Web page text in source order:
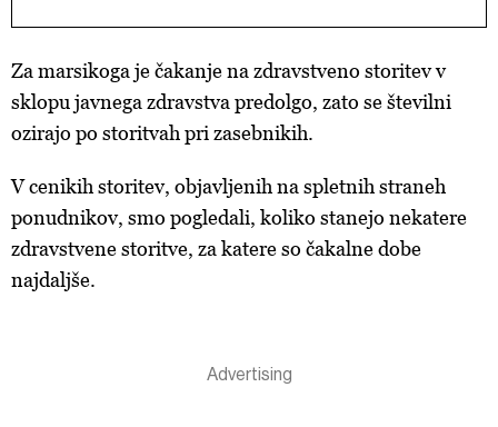
Za marsikoga je čakanje na zdravstveno storitev v
sklopu javnega zdravstva predolgo, zato se številni
ozirajo po storitvah pri zasebnikih.
V cenikih storitev, objavljenih na spletnih straneh
ponudnikov, smo pogledali, koliko stanejo nekatere
zdravstvene storitve, za katere so čakalne dobe
najdaljše.